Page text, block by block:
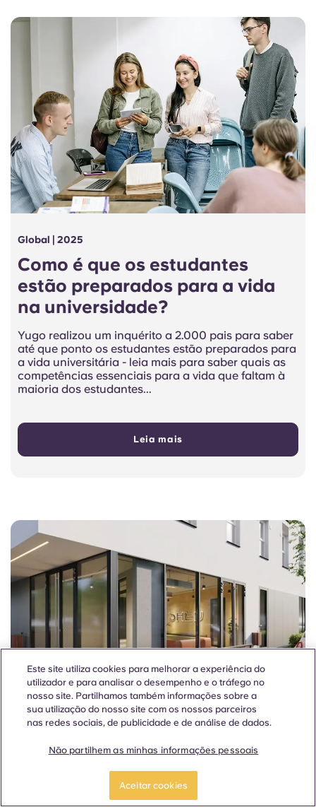
Global | 2025
Como é que os estudantes
estão preparados para a vida
na universidade?
Yugo realizou um inquérito a 2.000 pais para saber
até que ponto os estudantes estão preparados para
a vida universitária - leia mais para saber quais as
competências essenciais para a vida que faltam à
maioria dos estudantes...
Leia mais
Yugo expande a sua presença
na Polónia com dois imóveis de
Este site utiliza cookies para melhorar a experiência do
utilizador e para analisar o desempenho e o tráfego no
nosso site. Partilhamos também informações sobre a
sua utilização do nosso site com os nossos parceiros
nas redes sociais, de publicidade e de análise de dados.
Não partilhem as minhas informações pessoais
Aceitar cookies